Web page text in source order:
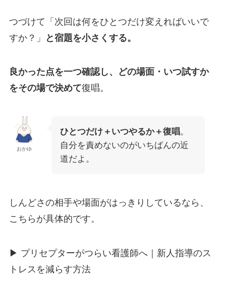
つづけて「次回は何をひとつだけ変えればいいで
すか？」
と宿題を小さくする。
良かった点を一つ確認し、
どの場面・いつ試すか
をその場で決めて復唱。
おかゆ
ひとつだけ＋いつやるか＋復唱。
自分を責めないのがいちばんの近
道だよ。
しんどさの相手や場面がはっきりしているなら、
こちらが具体的です。
▶ プリセプターがつらい看護師へ｜新人指導のス
トレスを減らす方法